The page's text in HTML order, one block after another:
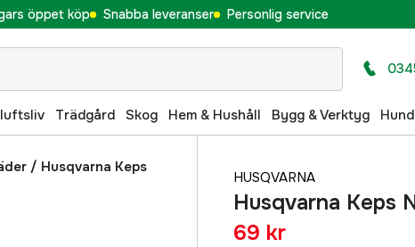
öppet köp Snabba leveranser Personlig service
Trädgård Skog Hem & Hushåll Bygg & Verktyg Hund
/ Husqvarna Keps
HUSQVARNA
Husqvarna Keps
69 kr